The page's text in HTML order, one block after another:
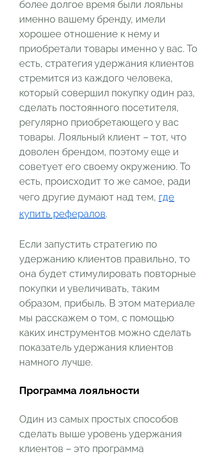
более долгое время были лояльны
именно вашему бренду, имели
хорошее отношение к нему и
приобретали товары именно у вас. То
есть, стратегия удержания клиентов
стремится из каждого человека,
который совершил покупку один раз,
сделать постоянного посетителя,
регулярно приобретающего у вас
товары. Лояльный клиент – тот, что
доволен брендом, поэтому еще и
советует его своему окружению. То
есть, происходит то же самое, ради
чего другие думают над тем, где
купить рефералов.
Если запустить стратегию по
удержанию клиентов правильно, то
она будет стимулировать повторные
покупки и увеличивать, таким
образом, прибыль. В этом материале
мы расскажем о том, с помощью
каких инструментов можно сделать
показатель удержания клиентов
намного лучше.
Программа лояльности
Один из самых простых способов
сделать выше уровень удержания
клиентов – это программа